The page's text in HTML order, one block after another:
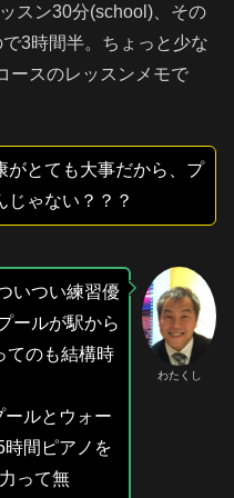
スン30分(school)、その
3時間半。ちょっと少な
ースのレッスンメモで
がとても大事だから、プ
じゃない？？？
わたくし
いつい練習優
ールが駅から
てのも結構時
ルとウォー
間ピアノを
って無